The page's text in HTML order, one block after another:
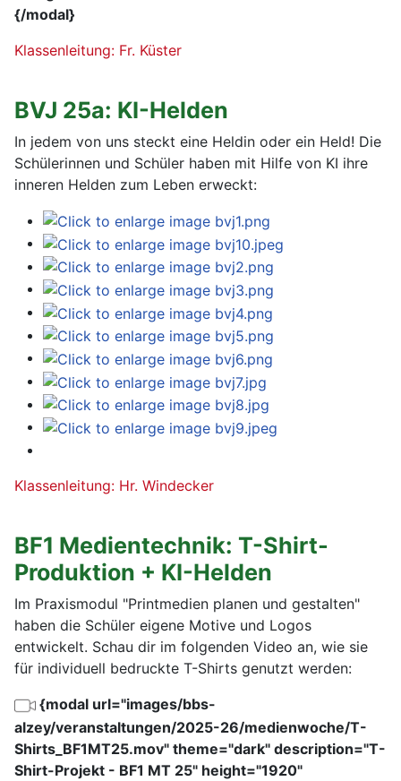
{/modal}
Klassenleitung: Fr. Küster
BVJ 25a: KI-Helden
In jedem von uns steckt eine Heldin oder ein Held! Die
Schülerinnen und Schüler haben mit Hilfe von KI ihre
inneren Helden zum Leben erweckt:
Klassenleitung: Hr. Windecker
BF1 Medientechnik: T-Shirt-
Produktion + KI-Helden
Im Praxismodul "Printmedien planen und gestalten"
haben die Schüler eigene Motive und Logos
entwickelt. Schau dir im folgenden Video an, wie sie
für individuell bedruckte T-Shirts genutzt werden:
{modal url="images/bbs-
alzey/veranstaltungen/2025-26/medienwoche/T-
Shirts_BF1MT25.mov" theme="dark" description="T-
Shirt-Projekt - BF1 MT 25" height="1920"